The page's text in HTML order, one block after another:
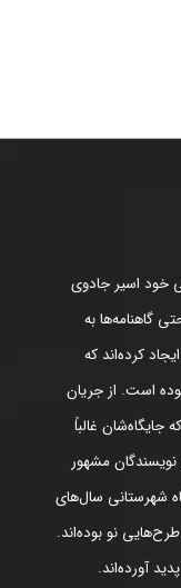
خود اسیر جادوی
گاهنامه‌ها به
کرده‌اند که
است. از جریان
غالباً
مشهور
شهرستانی سال‌های
نو بوده‌اند.
آورده‌اند.